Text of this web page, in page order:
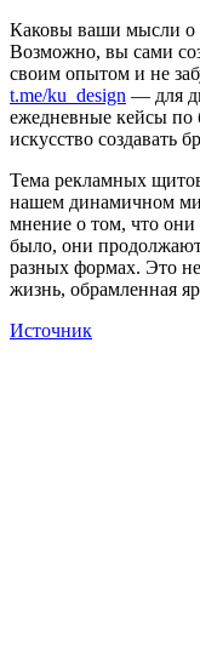
Каковы ваши мысли о
Возможно, вы сами
своим опытом и не
t.me/ku_design — для
ежедневные кейсы по
искусство создавать
Тема рекламных
нашем динамичном
мнение о том, что
было, они
разных формах. Это
жизнь, обрамленная
Источник